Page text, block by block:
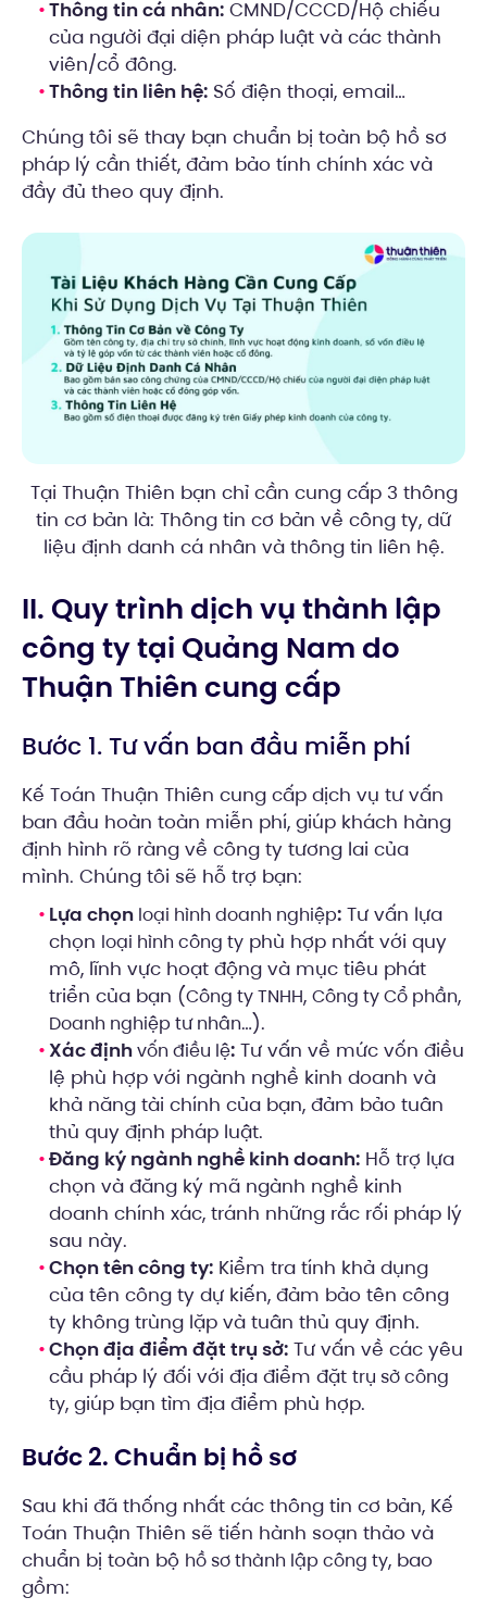
Thông tin cá nhân: CMND/CCCD/Hộ chiếu
của người đại diện pháp luật và các thành
viên/cổ đông.
Thông tin liên hệ: Số điện thoại, email…
Chúng tôi sẽ thay bạn chuẩn bị toàn bộ hồ sơ
pháp lý cần thiết, đảm bảo tính chính xác và
đầy đủ theo quy định.
Tại Thuận Thiên bạn chỉ cần cung cấp 3 thông
tin cơ bản là: Thông tin cơ bản về công ty, dữ
liệu định danh cá nhân và thông tin liên hệ.
II. Quy trình dịch vụ thành lập
công ty tại Quảng Nam do
Thuận Thiên cung cấp
Bước 1. Tư vấn ban đầu miễn phí
Kế Toán Thuận Thiên cung cấp dịch vụ tư vấn
ban đầu hoàn toàn miễn phí, giúp khách hàng
định hình rõ ràng về công ty tương lai của
mình. Chúng tôi sẽ hỗ trợ bạn:
Lựa chọn loại hình doanh nghiệp: Tư vấn lựa
chọn loại hình công ty phù hợp nhất với quy
mô, lĩnh vực hoạt động và mục tiêu phát
triển của bạn (Công ty TNHH, Công ty Cổ phần,
Doanh nghiệp tư nhân…).
Xác địnhvốn điều lệ: Tư vấn về mức vốn điều
lệ phù hợp với ngành nghề kinh doanh và
khả năng tài chính của bạn, đảm bảo tuân
thủ quy định pháp luật.
Đăng ký ngành nghề kinh doanh: Hỗ trợ lựa
chọn và đăng ký mã ngành nghề kinh
doanh chính xác, tránh những rắc rối pháp lý
sau này.
Chọn tên công ty: Kiểm tra tính khả dụng
của tên công ty dự kiến, đảm bảo tên công
ty không trùng lặp và tuân thủ quy định.
Chọn địa điểm đặt trụ sở: Tư vấn về các yêu
cầu pháp lý đối với địa điểm đặt trụ sở công
ty, giúp bạn tìm địa điểm phù hợp.
Bước 2. Chuẩn bị hồ sơ
Sau khi đã thống nhất các thông tin cơ bản, Kế
Toán Thuận Thiên sẽ tiến hành soạn thảo và
chuẩn bị toàn bộ hồ sơ thành lập công ty, bao
gồm: